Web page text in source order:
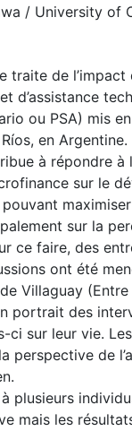
/ University of
traite de l’impact
d’assistance
ou PSA) mis
en Argentine.
à répondre à
sur le
sur la
ce faire, des
ont été
Villaguay (Entre
portrait des
ci sur leur vie.
perspective de
plusieurs
mais les